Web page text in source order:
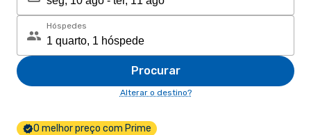
Hóspedes
Procurar
Alterar o destino?
O melhor preço com Prime